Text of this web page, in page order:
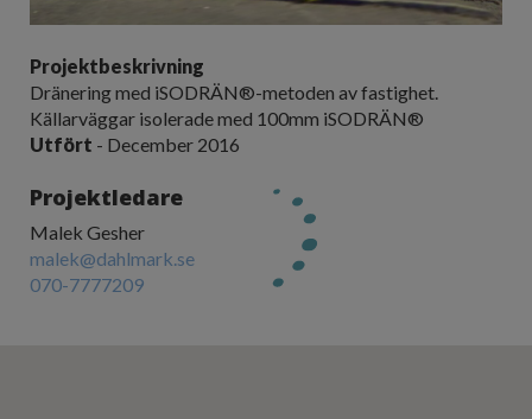
Projektledare
Malek Gesher
malek@dahlmark.se
070-7777209
Projektbeskrivning
Dränering med iSODRÄN®-metoden av fastighet.
Källarväggar isolerade med 100mm iSODRÄN®
Utfört - December 2016